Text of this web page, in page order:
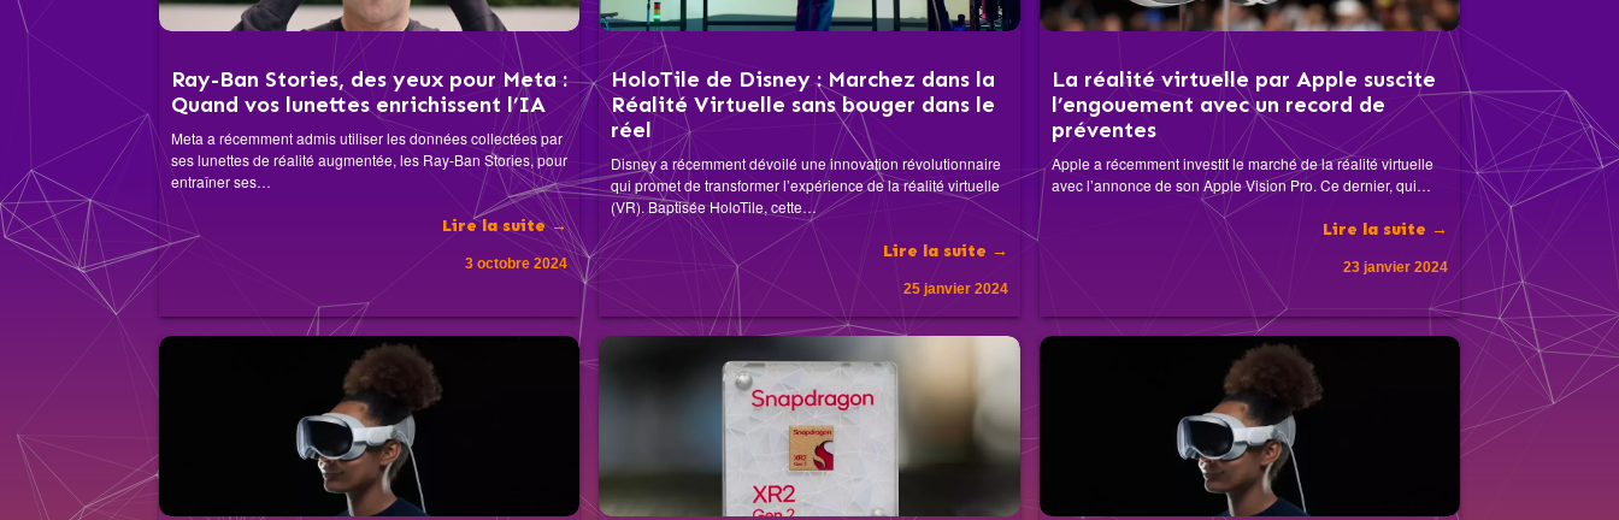
Ray-Ban Stories, des yeux pour Meta :
Quand vos lunettes enrichissent l’IA
Meta a récemment admis utiliser les données collectées par
ses lunettes de réalité augmentée, les Ray-Ban Stories, pour
entraîner ses…
Lire la suite →
3 octobre 2024
HoloTile de Disney : Marchez dans la
Réalité Virtuelle sans bouger dans le
réel
Disney a récemment dévoilé une innovation révolutionnaire
qui promet de transformer l’expérience de la réalité virtuelle
(VR). Baptisée HoloTile, cette…
Lire la suite →
25 janvier 2024
La réalité virtuelle par Apple suscite
l’engouement avec un record de
préventes
Apple a récemment investit le marché de la réalité virtuelle
avec l’annonce de son Apple Vision Pro. Ce dernier, qui…
Lire la suite →
23 janvier 2024